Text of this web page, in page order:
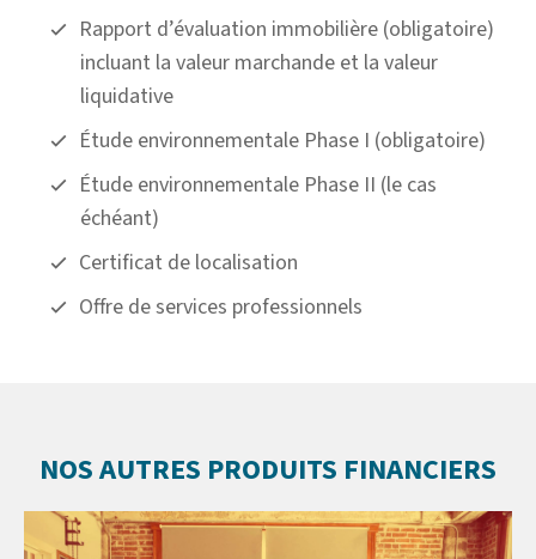
Rapport d’évaluation immobilière (obligatoire)
incluant la valeur marchande et la valeur
liquidative
Étude environnementale Phase I (obligatoire)
Étude environnementale Phase II (le cas
échéant)
Certificat de localisation
Offre de services professionnels
NOS AUTRES PRODUITS FINANCIERS